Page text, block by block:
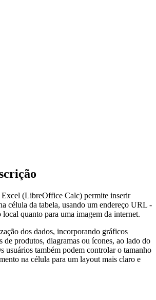
(LibreOffice Calc) permite inserir
célula da tabela, usando um endereço URL -
quanto para uma imagem da internet.
dos dados, incorporando gráficos
de produtos, diagramas ou ícones, ao lado do
usuários também podem controlar o tamanho
na célula para um layout mais claro e